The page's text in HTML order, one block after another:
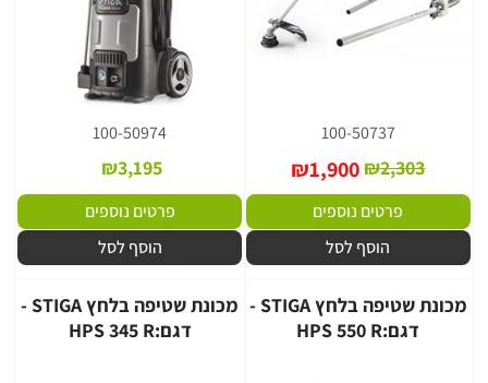
100-50737
₪2,303
₪1,900
פרטים נוספים
הוסף לסל
100-50974
₪3,195
פרטים נוספים
הוסף לסל
מכונת שטיפה בלחץ STIGA -
דגם:HPS 550 R
מכונת שטיפה בלחץ STIGA -
דגם:HPS 345 R